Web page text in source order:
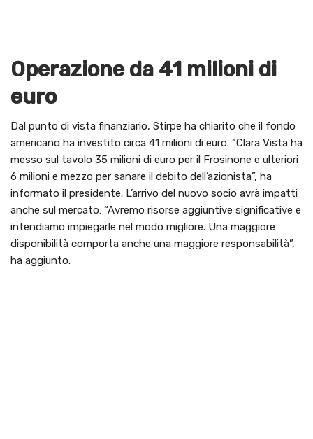
Operazione da 41 milioni di
euro
Dal punto di vista finanziario, Stirpe ha chiarito che il fondo
americano ha investito circa 41 milioni di euro. “Clara Vista ha
messo sul tavolo 35 milioni di euro per il Frosinone e ulteriori
6 milioni e mezzo per sanare il debito dell’azionista”, ha
informato il presidente. L’arrivo del nuovo socio avrà impatti
anche sul mercato: “Avremo risorse aggiuntive significative e
intendiamo impiegarle nel modo migliore. Una maggiore
disponibilità comporta anche una maggiore responsabilità”,
ha aggiunto.